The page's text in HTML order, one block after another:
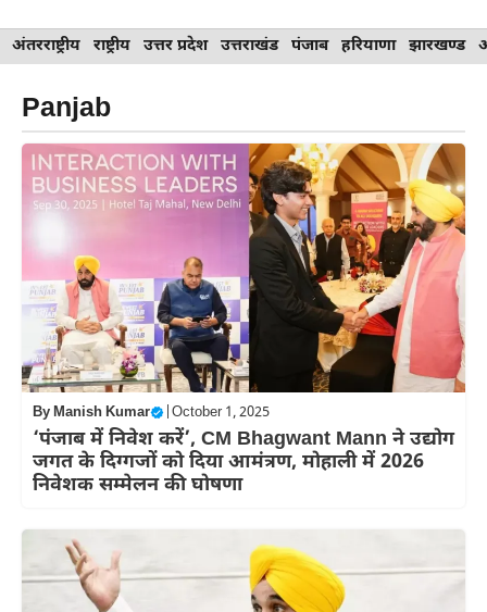
Skip
to
content
अंतरराष्ट्रीय राष्ट्रीय उत्तर प्रदेश उत्तराखंड पंजाब हरियाणा झारखण्ड
Panjab
ByManish Kumar October 1, 2025
‘पंजाब में निवेश करें’, CM Bhagwant Mann ने उद्योग
जगत के दिग्गजों को दिया आमंत्रण, मोहाली में 2026
निवेशक सम्मेलन की घोषणा